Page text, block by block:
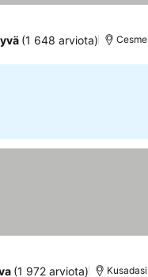
(1 648 arviota) Cesme
(1 972 arviota) Kusadasi